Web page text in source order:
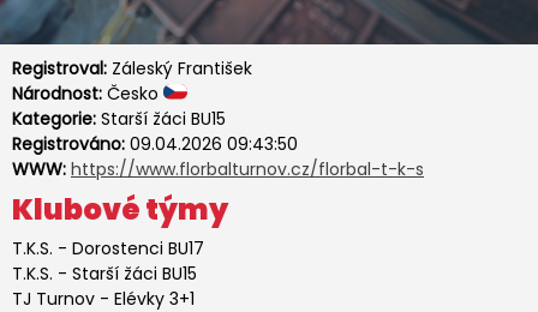
Registroval: Záleský František
Národnost: Česko
Kategorie: Starší žáci BU15
Registrováno: 09.04.2026 09:43:50
WWW: https://www.florbalturnov.cz/florbal-t-k-s
Klubové týmy
T.K.S. - Dorostenci BU17
T.K.S. - Starší žáci BU15
TJ Turnov - Elévky 3+1